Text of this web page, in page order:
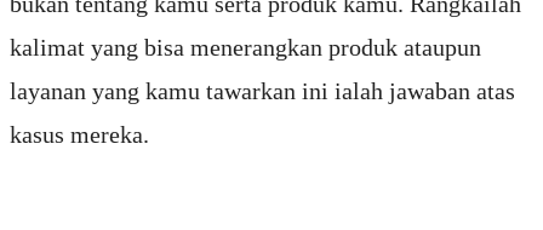
kalimat yang bisa menerangkan produk ataupun
layanan yang kamu tawarkan ini ialah jawaban atas
kasus mereka.